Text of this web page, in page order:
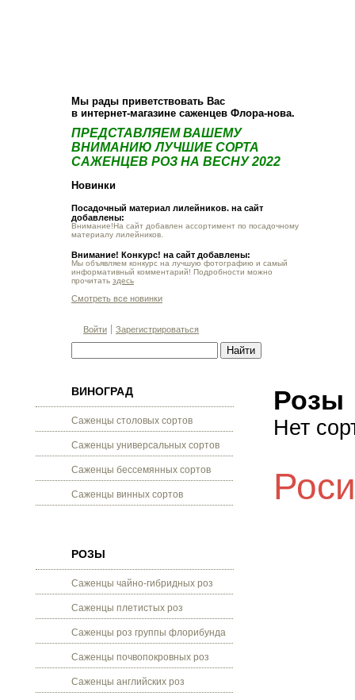
Мы рады приветствовать Вас
в интернет-магазине саженцев Флора-нова.
ПРЕДСТАВЛЯЕМ ВАШЕМУ
ВНИМАНИЮ ЛУЧШИЕ СОРТА
САЖЕНЦЕВ РОЗ НА ВЕСНУ 2022
Новинки
Посадочный материал лилейников. на сайт
добавлены:
Внимание!На сайт добавлен ассортимент по посадочному
материалу лилейников.
Внимание! Конкурс! на сайт добавлены:
Мы объявляем конкурс на лучшую фотографию и самый
информативный комментарий! Подробности можно
прочитать здесь
Смотреть все новинки
Войти Зарегистрироваться
ВИНОГРАД
Саженцы столовых сортов
Саженцы универсальных сортов
Саженцы бессемянных сортов
Саженцы винных сортов
РОЗЫ
Саженцы чайно-гибридных роз
Саженцы плетистых роз
Саженцы роз группы флорибунда
Саженцы почвопокровных роз
Саженцы английских роз
Розы
Нет